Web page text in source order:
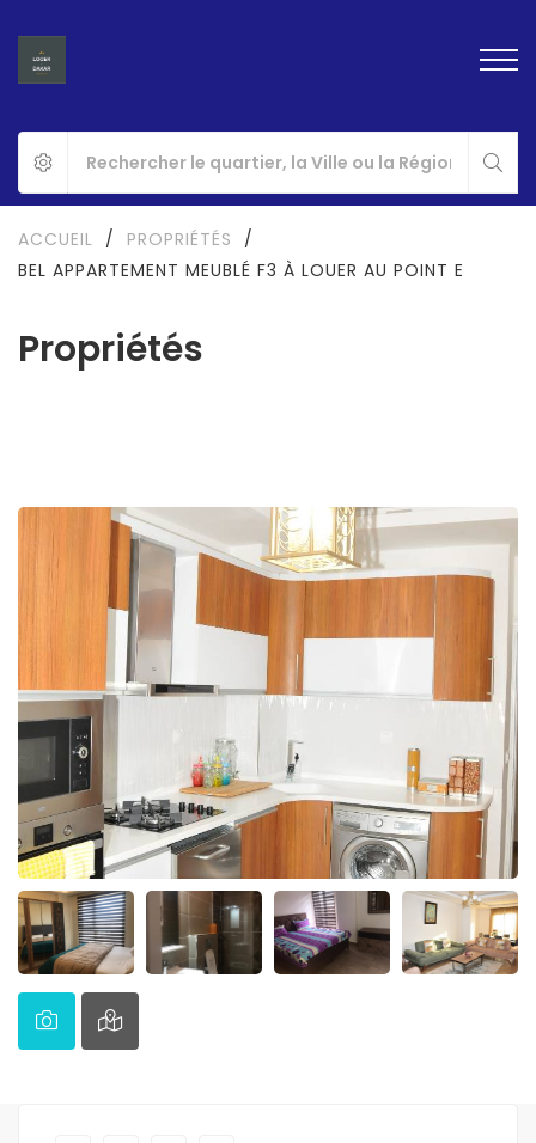
Propriétés
ACCUEIL / PROPRIÉTÉS
/
BEL APPARTEMENT MEUBLÉ F3 À LOUER AU POINT E